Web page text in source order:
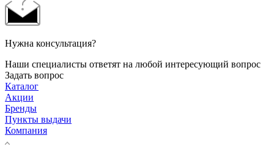
Нужна консультация?
Наши специалисты ответят на любой интересующий вопрос
Задать вопрос
Каталог
Акции
Бренды
Пункты выдачи
Компания